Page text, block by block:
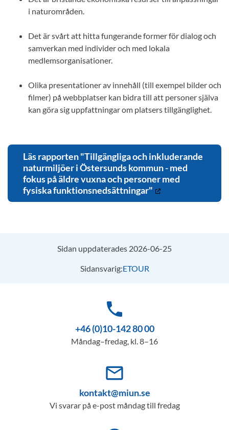
i naturområden.
Det är svårt att hitta fungerande former för dialog och
samverkan med individer och med lokala
medlemsorganisationer.
Olika presentationer av innehåll (till exempel bilder och
filmer) på webbplatser kan bidra till att personer själva
kan göra sig uppfattningar om platsers tillgänglighet.
Läs rapporten "Tillgängliga och inkluderande
naturmiljöer i Östersunds kommun - med
fokus på äldre vuxna och personer med
fysiska funktionsnedsättningar"
Sidan uppdaterades 2026-06-25
Sidansvarig:ETOUR
phone
+46 (0)10-142 80 00
Måndag–fredag, kl. 8–16
mail_outline
kontakt@miun.se
Vi svarar på e-post måndag till fredag